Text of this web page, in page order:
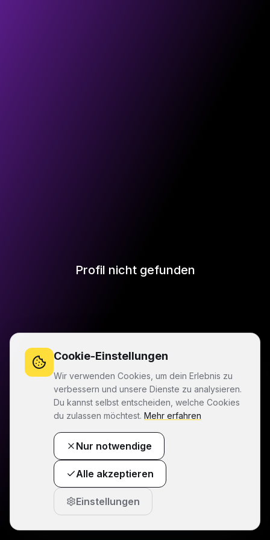
Profil nicht gefunden
Cookie-Einstellungen
Wir verwenden Cookies, um dein Erlebnis zu
verbessern und unsere Dienste zu analysieren.
Du kannst selbst entscheiden, welche Cookies
du zulassen möchtest. Mehr erfahren
Nur notwendige
Alle akzeptieren
Einstellungen